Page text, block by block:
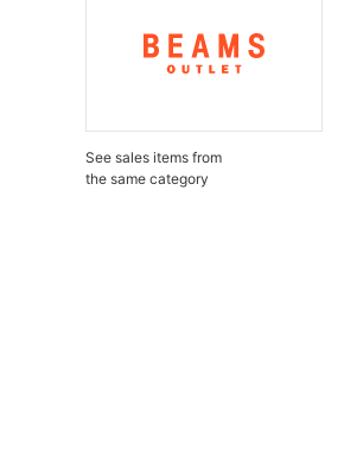
See sales items from
the same category